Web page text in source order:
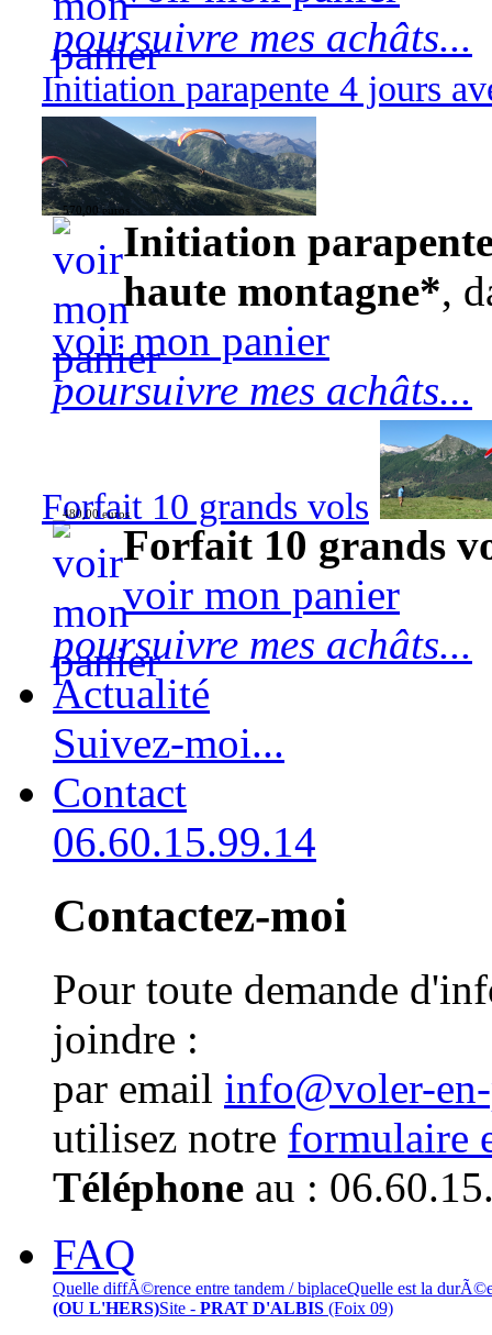
poursuivre mes achâts...
Initiation parapente 4 jours
570,00 euros
Initiation
haute montagne*,
voir mon panier
poursuivre mes achâts...
Forfait 10 grands vols
480,00 euros
Forfait 10 grands
voir mon panier
poursuivre mes achâts...
Actualité
Suivez-moi...
Contact
06.60.15.99.14
Contactez-moi
Pour toute demande
joindre :
par email info@voler-
utilisez notre formulaire
Téléphone au :
FAQ
Quelle diffÃ©rence entre tandem / biplaceQuelle est la
(OU L'HERS)Site - PRAT D'ALBIS (Foix 09)